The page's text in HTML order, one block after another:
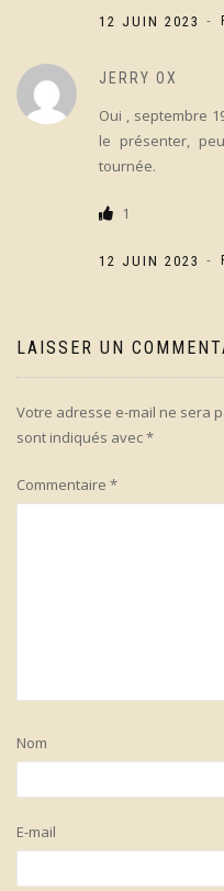
12 JUIN 2023 -
JERRY OX
Oui , septembre
le présenter,
tournée.
1
12 JUIN 2023 -
LAISSER UN
Votre adresse e-mail ne sera
sont indiqués avec*
Commentaire *
Nom
E-mail